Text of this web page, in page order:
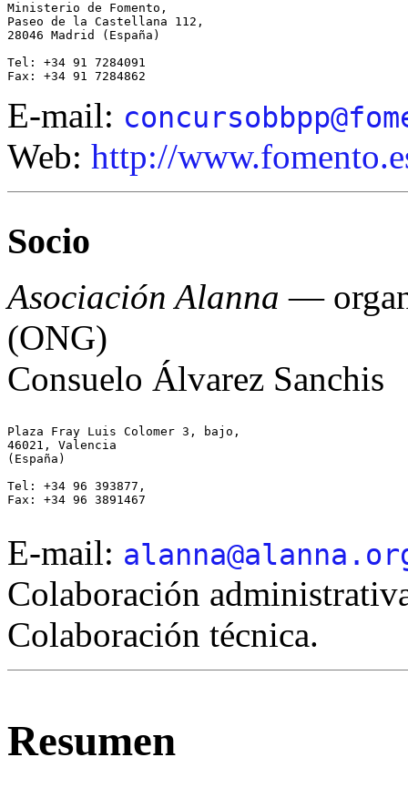
Ministerio de Fomento,
Paseo de la Castellana 112,
28046 Madrid (España)
Tel: +34 91 7284091
E-mail:
Web: http://
Socio
Asociación Alanna —
(ONG)
Consuelo Álvarez Sanchis
Plaza Fray Luis Colomer 3, bajo,
46021, Valencia
(España)
Tel: +34 96 393877,
Fax: +34 96 3891467
E-mail:
Colaboración
Colaboración técnica.
Resumen